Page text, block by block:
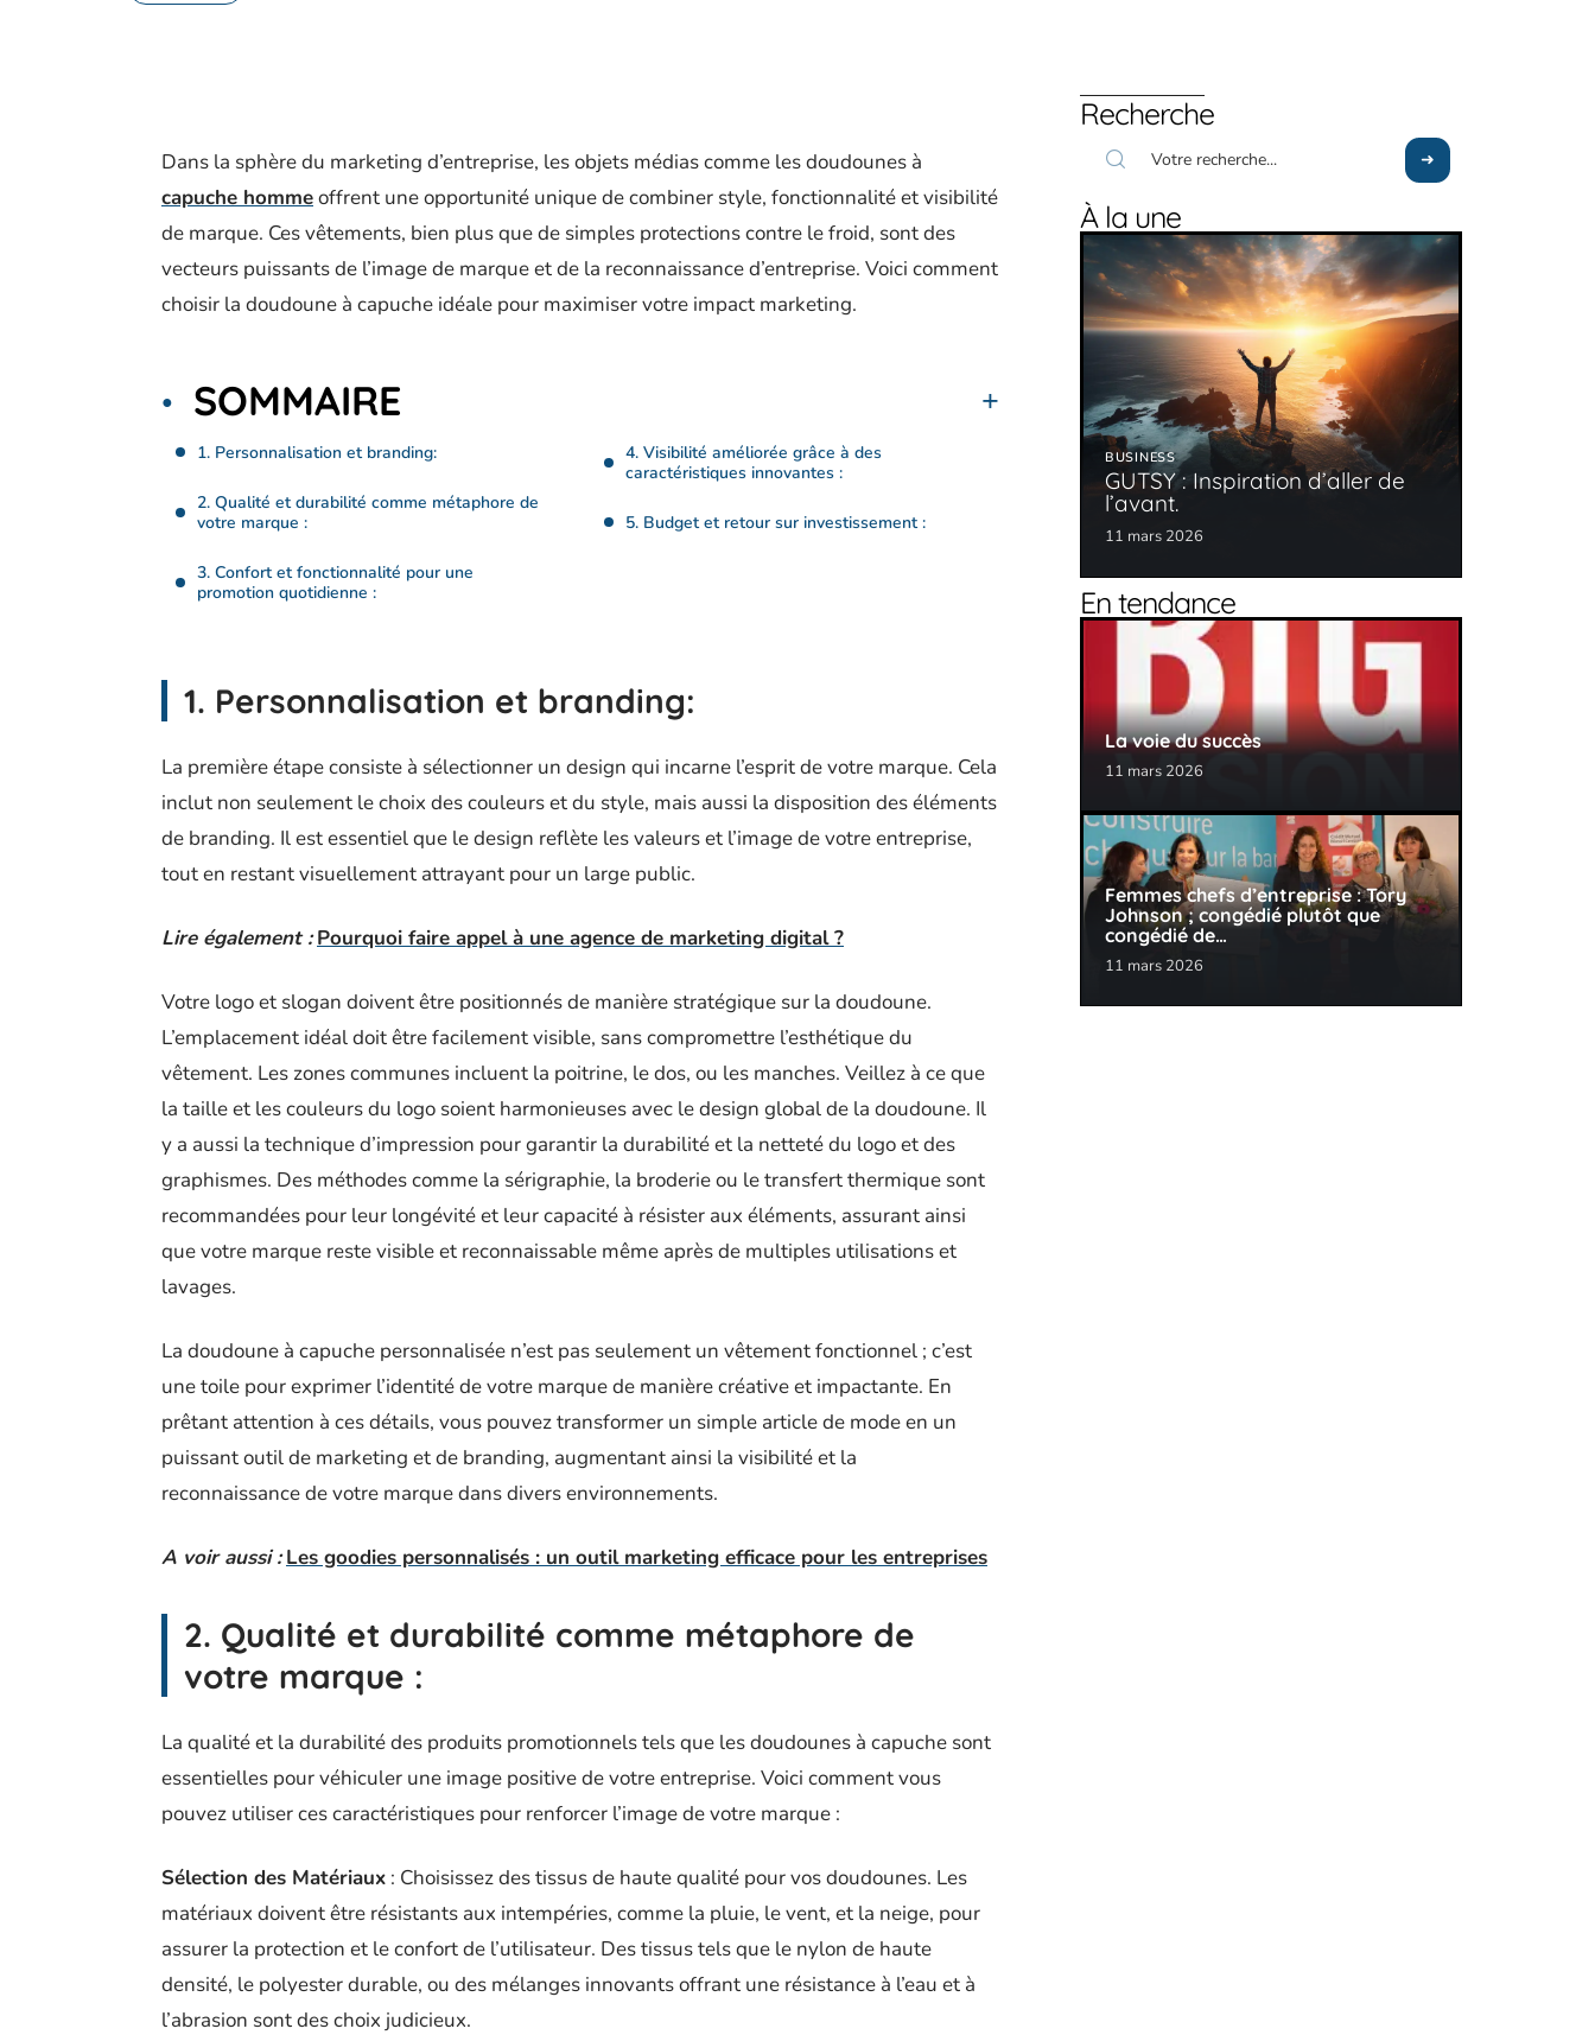
Dans la sphère du marketing d’entreprise, les objets médias comme les doudounes à
capuche hommeoffrent une opportunité unique de combiner style, fonctionnalité et visibilité
de marque. Ces vêtements, bien plus que de simples protections contre le froid, sont des
vecteurs puissants de l’image de marque et de la reconnaissance d’entreprise. Voici comment
choisir la doudoune à capuche idéale pour maximiser votre impact marketing.
SOMMAIRE
1. Personnalisation et branding:
2. Qualité et durabilité comme métaphore de
votre marque :
3. Confort et fonctionnalité pour une
promotion quotidienne :
4. Visibilité améliorée grâce à des
caractéristiques innovantes :
5. Budget et retour sur investissement :
1. Personnalisation et branding:
La première étape consiste à sélectionner un design qui incarne l’esprit de votre marque. Cela
inclut non seulement le choix des couleurs et du style, mais aussi la disposition des éléments
de branding. Il est essentiel que le design reflète les valeurs et l’image de votre entreprise,
tout en restant visuellement attrayant pour un large public.
Lire également : Pourquoi faire appel à une agence de marketing digital ?
Votre logo et slogan doivent être positionnés de manière stratégique sur la doudoune.
L’emplacement idéal doit être facilement visible, sans compromettre l’esthétique du
vêtement. Les zones communes incluent la poitrine, le dos, ou les manches. Veillez à ce que
la taille et les couleurs du logo soient harmonieuses avec le design global de la doudoune. Il
y a aussi la technique d’impression pour garantir la durabilité et la netteté du logo et des
graphismes. Des méthodes comme la sérigraphie, la broderie ou le transfert thermique sont
recommandées pour leur longévité et leur capacité à résister aux éléments, assurant ainsi
que votre marque reste visible et reconnaissable même après de multiples utilisations et
lavages.
La doudoune à capuche personnalisée n’est pas seulement un vêtement fonctionnel ; c’est
une toile pour exprimer l’identité de votre marque de manière créative et impactante. En
prêtant attention à ces détails, vous pouvez transformer un simple article de mode en un
puissant outil de marketing et de branding, augmentant ainsi la visibilité et la
reconnaissance de votre marque dans divers environnements.
A voir aussi : Les goodies personnalisés : un outil marketing efficace pour les entreprises
2. Qualité et durabilité comme métaphore de
votre marque :
La qualité et la durabilité des produits promotionnels tels que les doudounes à capuche sont
essentielles pour véhiculer une image positive de votre entreprise. Voici comment vous
pouvez utiliser ces caractéristiques pour renforcer l’image de votre marque :
Sélection des Matériaux : Choisissez des tissus de haute qualité pour vos doudounes. Les
matériaux doivent être résistants aux intempéries, comme la pluie, le vent, et la neige, pour
assurer la protection et le confort de l’utilisateur. Des tissus tels que le nylon de haute
densité, le polyester durable, ou des mélanges innovants offrant une résistance à l’eau et à
l’abrasion sont des choix judicieux.
Recherche
À la une
BUSINESS
GUTSY : Inspiration d’aller de
l’avant.
11 mars 2026
En tendance
La voie du succès
11 mars 2026
Femmes chefs d’entreprise : Tory
Johnson ; congédié plutôt que
congédié de…
11 mars 2026